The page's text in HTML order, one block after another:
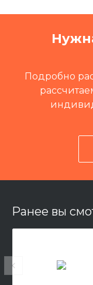
Промышленное
Подробно
Ранее вы